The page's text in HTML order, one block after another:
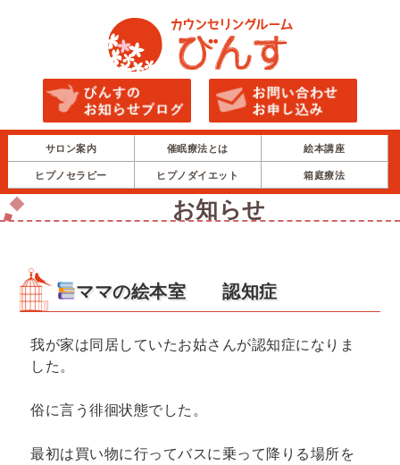
サロン案内 催眠療法とは 絵本講座
ヒプノセラピー ヒプノダイエット 箱庭療法
お知らせ
ママの絵本室 認知症
我が家は同居していたお姑さんが認知症になりま
した。
俗に言う徘徊状態でした。
最初は買い物に行ってバスに乗って降りる場所を